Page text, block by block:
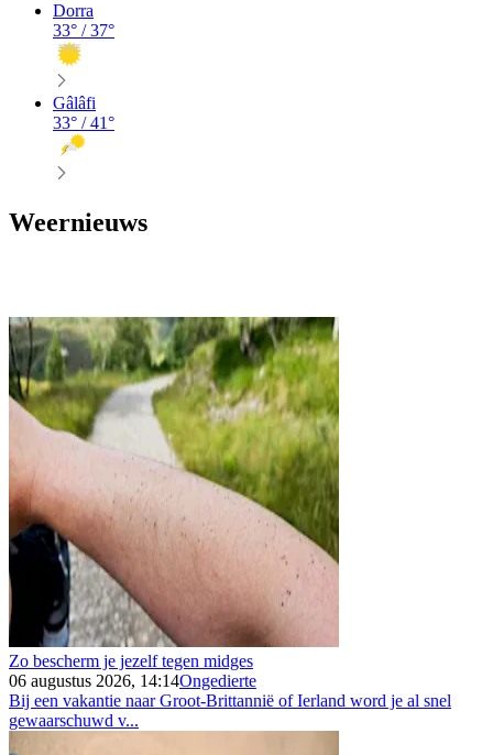
Dorra
33° /37°
Gâlâfi
33° /41°
Weernieuws
Zo bescherm je jezelf tegen midges
06 augustus 2026, 14:14Ongedierte
Bij een vakantie naar Groot-Brittannië of Ierland word je al snel
gewaarschuwd v...